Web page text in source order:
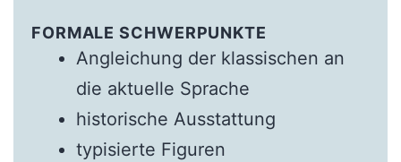
FORMALE SCHWERPUNKTE
Angleichung der klassischen an
die aktuelle Sprache
historische Ausstattung
typisierte Figuren